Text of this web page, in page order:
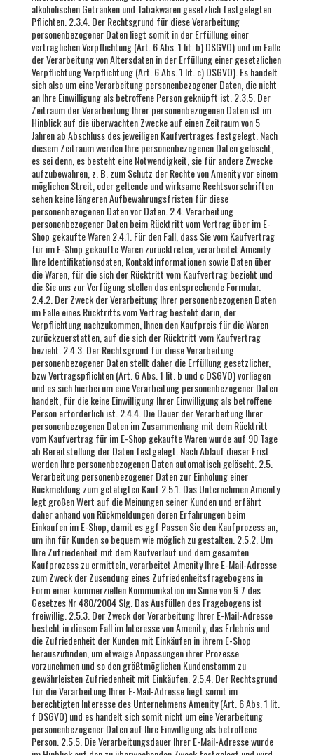
alkoholischen Getränken und Tabakwaren gesetzlich festgelegten
Pflichten. 2.3.4. Der Rechtsgrund für diese Verarbeitung
personenbezogener Daten liegt somit in der Erfüllung einer
vertraglichen Verpflichtung (Art. 6 Abs. 1 lit. b) DSGVO) und im Falle
der Verarbeitung von Altersdaten in der Erfüllung einer gesetzlichen
Verpflichtung Verpflichtung (Art. 6 Abs. 1 lit. c) DSGVO). Es handelt
sich also um eine Verarbeitung personenbezogener Daten, die nicht
an Ihre Einwilligung als betroffene Person geknüpft ist. 2.3.5. Der
Zeitraum der Verarbeitung Ihrer personenbezogenen Daten ist im
Hinblick auf die überwachten Zwecke auf einen Zeitraum von 5
Jahren ab Abschluss des jeweiligen Kaufvertrages festgelegt. Nach
diesem Zeitraum werden Ihre personenbezogenen Daten gelöscht,
es sei denn, es besteht eine Notwendigkeit, sie für andere Zwecke
aufzubewahren, z. B. zum Schutz der Rechte von Amenity vor einem
möglichen Streit, oder geltende und wirksame Rechtsvorschriften
sehen keine längeren Aufbewahrungsfristen für diese
personenbezogenen Daten vor Daten. 2.4. Verarbeitung
personenbezogener Daten beim Rücktritt vom Vertrag über im E-
Shop gekaufte Waren 2.4.1. Für den Fall, dass Sie vom Kaufvertrag
für im E-Shop gekaufte Waren zurücktreten, verarbeitet Amenity
Ihre Identifikationsdaten, Kontaktinformationen sowie Daten über
die Waren, für die sich der Rücktritt vom Kaufvertrag bezieht und
die Sie uns zur Verfügung stellen das entsprechende Formular.
2.4.2. Der Zweck der Verarbeitung Ihrer personenbezogenen Daten
im Falle eines Rücktritts vom Vertrag besteht darin, der
Verpflichtung nachzukommen, Ihnen den Kaufpreis für die Waren
zurückzuerstatten, auf die sich der Rücktritt vom Kaufvertrag
bezieht. 2.4.3. Der Rechtsgrund für diese Verarbeitung
personenbezogener Daten stellt daher die Erfüllung gesetzlicher,
bzw Vertragspflichten (Art. 6 Abs. 1 lit. b und c DSGVO) vorliegen
und es sich hierbei um eine Verarbeitung personenbezogener Daten
handelt, für die keine Einwilligung Ihrer Einwilligung als betroffene
Person erforderlich ist. 2.4.4. Die Dauer der Verarbeitung Ihrer
personenbezogenen Daten im Zusammenhang mit dem Rücktritt
vom Kaufvertrag für im E-Shop gekaufte Waren wurde auf 90 Tage
ab Bereitstellung der Daten festgelegt. Nach Ablauf dieser Frist
werden Ihre personenbezogenen Daten automatisch gelöscht. 2.5.
Verarbeitung personenbezogener Daten zur Einholung einer
Rückmeldung zum getätigten Kauf 2.5.1. Das Unternehmen Amenity
legt großen Wert auf die Meinungen seiner Kunden und erfährt
daher anhand von Rückmeldungen deren Erfahrungen beim
Einkaufen im E-Shop, damit es ggf Passen Sie den Kaufprozess an,
um ihn für Kunden so bequem wie möglich zu gestalten. 2.5.2. Um
Ihre Zufriedenheit mit dem Kaufverlauf und dem gesamten
Kaufprozess zu ermitteln, verarbeitet Amenity Ihre E-Mail-Adresse
zum Zweck der Zusendung eines Zufriedenheitsfragebogens in
Form einer kommerziellen Kommunikation im Sinne von § 7 des
Gesetzes Nr 480/2004 Slg. Das Ausfüllen des Fragebogens ist
freiwillig. 2.5.3. Der Zweck der Verarbeitung Ihrer E-Mail-Adresse
besteht in diesem Fall im Interesse von Amenity, das Erlebnis und
die Zufriedenheit der Kunden mit Einkäufen in ihrem E-Shop
herauszufinden, um etwaige Anpassungen ihrer Prozesse
vorzunehmen und so den größtmöglichen Kundenstamm zu
gewährleisten Zufriedenheit mit Einkäufen. 2.5.4. Der Rechtsgrund
für die Verarbeitung Ihrer E-Mail-Adresse liegt somit im
berechtigten Interesse des Unternehmens Amenity (Art. 6 Abs. 1 lit.
f DSGVO) und es handelt sich somit nicht um eine Verarbeitung
personenbezogener Daten auf Ihre Einwilligung als betroffene
Person. 2.5.5. Die Verarbeitungsdauer Ihrer E-Mail-Adresse wurde